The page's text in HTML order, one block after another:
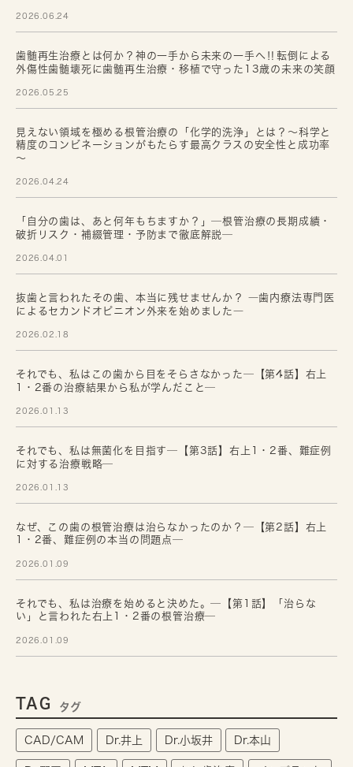
2026.06.24
歯髄再生治療とは何か？神の一手から未来の一手へ‼転倒による
外傷性歯髄壊死に歯髄再生治療・移植で守った13歳の未来の笑顔
2026.05.25
見えない領域を極める根管治療の「化学的洗浄」とは？～科学と
精度のコンビネーションがもたらす最高クラスの安全性と成功率
～
2026.04.24
「自分の歯は、あと何年もちますか？」─根管治療の長期成績・
破折リスク・補綴管理・予防まで徹底解説─
2026.04.01
抜歯と言われたその歯、本当に残せませんか？ ―歯内療法専門医
によるセカンドオピニオン外来を始めました―
2026.02.18
それでも、私はこの歯から目をそらさなかった─【第4話】右上
1・2番の治療結果から私が学んだこと─
2026.01.13
それでも、私は無菌化を目指す─【第3話】右上1・2番、難症例
に対する治療戦略─
2026.01.13
なぜ、この歯の根管治療は治らなかったのか？─【第2話】右上
1・2番、難症例の本当の問題点─
2026.01.09
それでも、私は治療を始めると決めた。─【第1話】「治らな
い」と言われた右上1・2番の根管治療─
2026.01.09
TAG タグ
CAD/CAM Dr.井上 Dr.小坂井 Dr.本山